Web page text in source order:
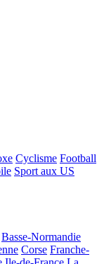
Cyclisme Football
Sport aux US
Basse-Normandie
Corse Franche-